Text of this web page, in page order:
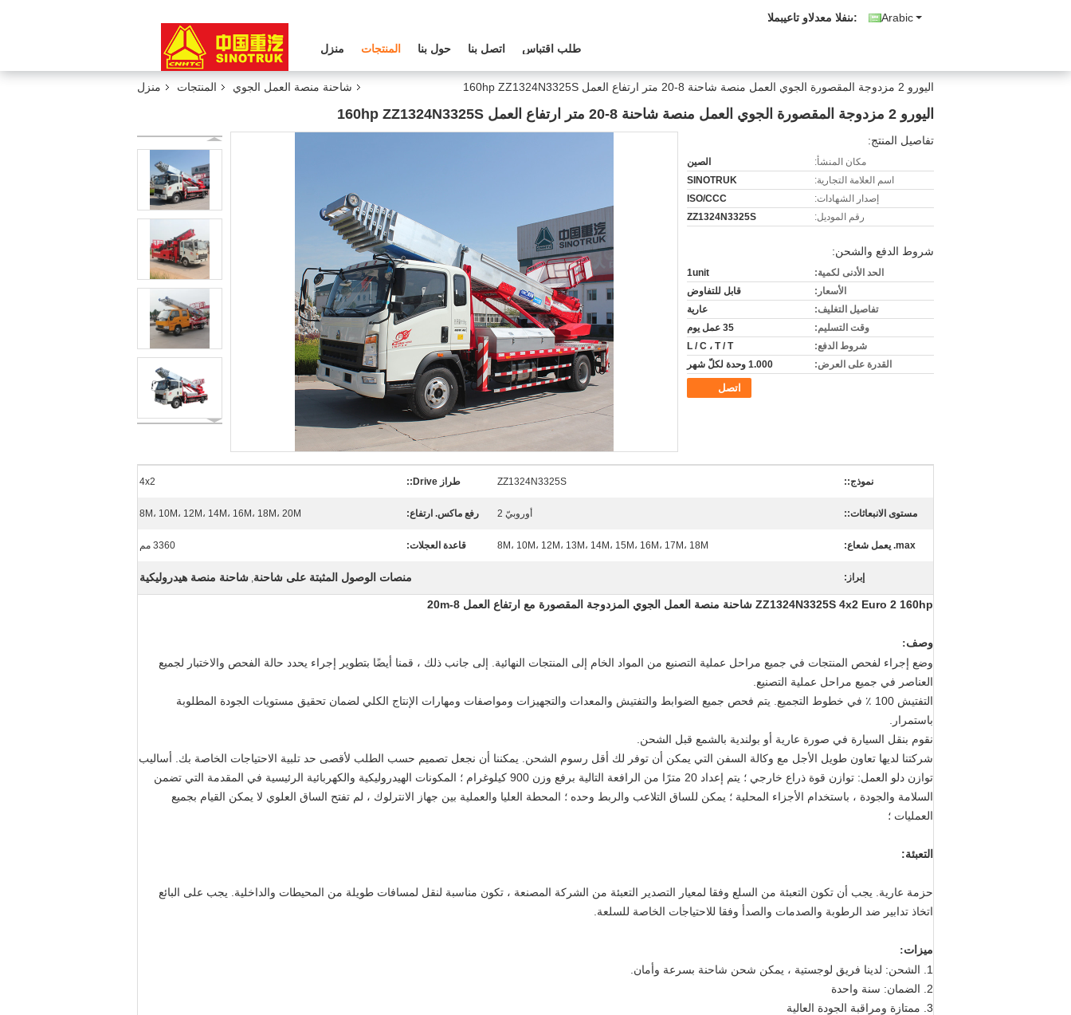
Arabic المبيعات والدعم الفنى:
منزل المنتجات حول بنا اتصل بنا طلب اقتباس
منزل المنتجات شاحنة منصة العمل الجوي اليورو 2 مزدوجة المقصورة الجوي العمل منصة شاحنة 8-20 متر ارتفاع العمل 160hp ZZ1324N3325S
اليورو 2 مزدوجة المقصورة الجوي العمل منصة شاحنة 8-20 متر ارتفاع العمل 160hp ZZ1324N3325S
تفاصيل المنتج:
مكان المنشأ:
الصين
اسم العلامة التجارية:
SINOTRUK
إصدار الشهادات:
ISO/CCC
رقم الموديل:
ZZ1324N3325S
شروط الدفع والشحن:
الحد الأدنى لكمية:
1unit
الأسعار:
قابل للتفاوض
تفاصيل التغليف:
عارية
وقت التسليم:
35 عمل يوم
شروط الدفع:
L / C ، T / T
القدرة على العرض:
1.000 وحدة لكلّ شهر
اتصل
نموذج:: ZZ1324N3325S طراز Drive:: 4x2
مستوى الانبعاثات:: أوروبيّ 2 رفع ماكس. ارتفاع: 8M، 10M، 12M، 14M، 16M، 18M، 20M
max. يعمل شعاع: 8M، 10M، 12M، 13M، 14M، 15M، 16M، 17M، 18M قاعدة العجلات: 3360 مم
إبراز: منصات الوصول المثبتة على شاحنة, شاحنة منصة هيدروليكية
ZZ1324N3325S 4x2 Euro 2 160hp شاحنة منصة العمل الجوي المزدوجة المقصورة مع ارتفاع العمل 8-20m
وصف:
وضع إجراء لفحص المنتجات في جميع مراحل عملية التصنيع من المواد الخام إلى المنتجات النهائية.
إلى جانب ذلك ، قمنا أيضًا بتطوير إجراء يحدد حالة الفحص والاختبار لجميع
العناصر في جميع مراحل عملية التصنيع.
التفتيش 100 ٪ في خطوط التجميع.
يتم فحص جميع الضوابط والتفتيش والمعدات والتجهيزات ومواصفات ومهارات الإنتاج الكلي لضمان تحقيق مستويات الجودة المطلوبة
باستمرار.
نقوم بنقل السيارة في صورة عارية أو بولندية بالشمع قبل الشحن.
شركتنا لديها تعاون طويل الأجل مع وكالة السفن التي يمكن أن توفر لك أقل رسوم الشحن.
يمكننا أن نجعل تصميم حسب الطلب لأقصى حد تلبية الاحتياجات الخاصة بك.
أساليب
توازن دلو العمل: توازن قوة ذراع خارجي ؛ يتم إعداد 20 مترًا من الرافعة التالية برفع وزن 900 كيلوغرام ؛ المكونات الهيدروليكية والكهربائية الرئيسية في المقدمة التي تضمن
السلامة والجودة ، باستخدام الأجزاء المحلية ؛ يمكن للساق التلاعب والربط وحده ؛ المحطة العليا والعملية بين جهاز الانترلوك ، لم تفتح الساق العلوي لا يمكن القيام بجميع
العمليات ؛
التعبئة:
حزمة عارية. يجب أن تكون التعبئة من السلع وفقا لمعيار التصدير التعبئة من الشركة المصنعة ، تكون مناسبة لنقل لمسافات طويلة من المحيطات والداخلية. يجب على البائع
اتخاذ تدابير ضد الرطوبة والصدمات والصدأ وفقا للاحتياجات الخاصة للسلعة.
ميزات:
1. الشحن: لدينا فريق لوجستية ، يمكن شحن شاحنة بسرعة وأمان.
2. الضمان: سنة واحدة
3. ممتازة ومراقبة الجودة العالية